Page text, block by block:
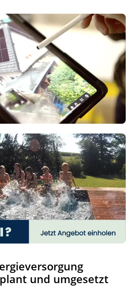
und umgesetzt